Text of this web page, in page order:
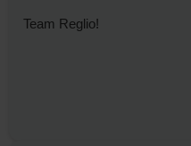
Team Reglio!